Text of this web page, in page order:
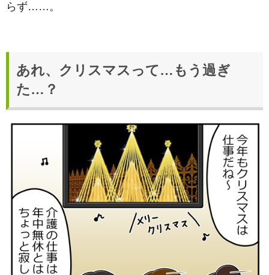
らず……。
あれ、クリスマスって…もう過ぎ
た…？